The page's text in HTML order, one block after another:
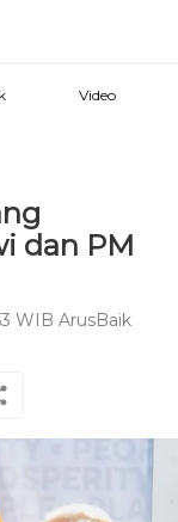
Video
dan PM
WIB ArusBaik